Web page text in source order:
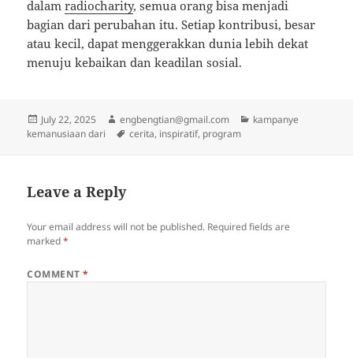
dalamradiocharity, semua orang bisa menjadi
bagian dari perubahan itu. Setiap kontribusi, besar
atau kecil, dapat menggerakkan dunia lebih dekat
menuju kebaikan dan keadilan sosial.
Posted
on
July 22, 2025 Author
engbengtian@gmail.com Categories
kampanye
kemanusiaan dari
Tags
cerita, inspiratif, program
Leave a Reply
Your email address will not be published. Required fields are
marked*
COMMENT*